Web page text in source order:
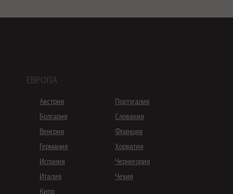
ЕВРОПА
Австрия
Болгария
Венгрия
Германия
Испания
Италия
Кипр
Португалия
Словакия
Франция
Хорватия
Черногория
Чехия